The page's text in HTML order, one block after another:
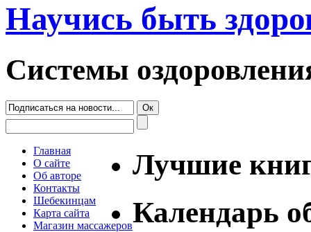
Научись быть
Системы
Главная
О сайте
Об авторе
Контакты
Шебекинцам
Карта сайта
Магазин массажеров
Лучшие
Календарь